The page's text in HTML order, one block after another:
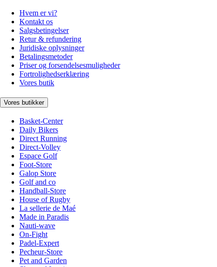
Hvem er vi?
Kontakt os
Salgsbetingelser
Retur & refundering
Juridiske oplysninger
Betalingsmetoder
Priser og forsendelsesmuligheder
Fortrolighedserklæring
Vores butik
Vores butikker
Basket-Center
Daily Bikers
Direct Running
Direct-Volley
Espace Golf
Foot-Store
Galop Store
Golf and co
Handball-Store
House of Rugby
La sellerie de Maé
Made in Paradis
Nauti-wave
On-Fight
Padel-Expert
Pecheur-Store
Pet and Garden